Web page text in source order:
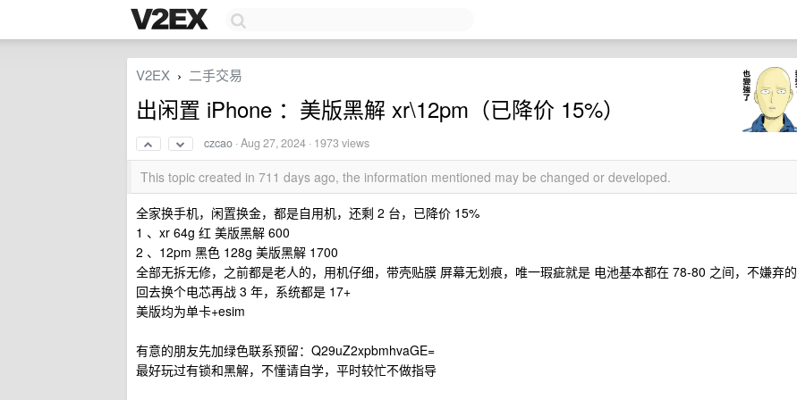
V2EX › 二手交易
出闲置 iPhone ：美版黑解 xr\12pm（已降价 15%）
czcao ·Aug 27, 2024 · 1973 views
This topic created in 711 days ago, the information mentioned may be changed or developed.
全家换手机，闲置换金，都是自用机，还剩 2 台，已降价 15%
1 、xr 64g 红 美版黑解 600
2 、12pm 黑色 128g 美版黑解 1700
全部无拆无修，之前都是老人的，用机仔细，带壳贴膜 屏幕无划痕，唯一瑕疵就是 电池基本都在 78-80 之间，不嫌弃的
回去换个电芯再战 3 年，系统都是 17+
美版均为单卡+esim
有意的朋友先加绿色联系预留：Q29uZ2xpbmhvaGE=
最好玩过有锁和黑解，不懂请自学，平时较忙不做指导